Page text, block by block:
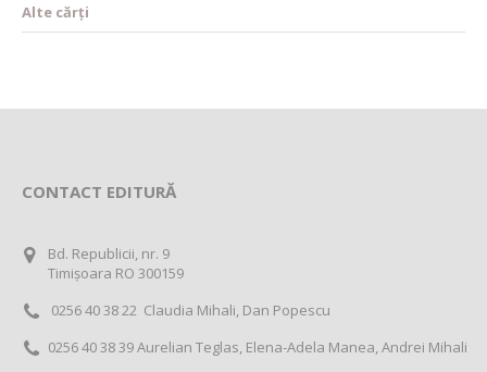
Alte cărți
CONTACT EDITURĂ
Bd. Republicii, nr. 9
Timișoara RO 300159
0256 40 38 22 Claudia Mihali, Dan Popescu
0256 40 38 39 Aurelian Teglas, Elena-Adela Manea, Andrei Mihali